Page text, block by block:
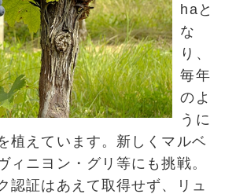
haと
な
り、
毎年
のよ
うに
植えています。新しくマルベ
ィニヨン・グリ等にも挑戦。
認証はあえて取得せず、リュ